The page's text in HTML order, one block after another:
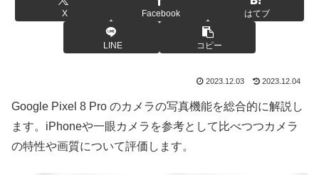
X Facebook はてブ
LINE コピー
2023.12.03 2023.12.04
Google Pixel 8 Pro のカメラの写真機能を総合的に解説し
ます。iPhoneや一眼カメラを参考として比べつつカメラ
の特性や画質について評価します。